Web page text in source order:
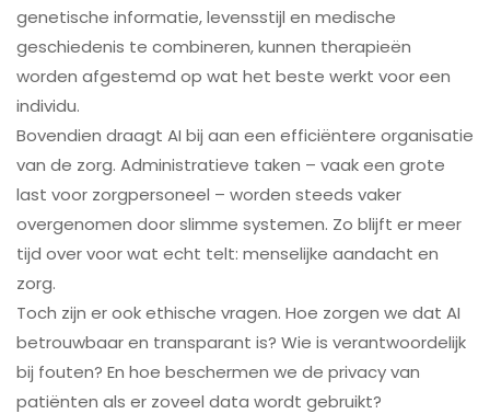
genetische informatie, levensstijl en medische
geschiedenis te combineren, kunnen therapieën
worden afgestemd op wat het beste werkt voor een
individu.
Bovendien draagt AI bij aan een efficiëntere organisatie
van de zorg. Administratieve taken – vaak een grote
last voor zorgpersoneel – worden steeds vaker
overgenomen door slimme systemen. Zo blijft er meer
tijd over voor wat echt telt: menselijke aandacht en
zorg.
Toch zijn er ook ethische vragen. Hoe zorgen we dat AI
betrouwbaar en transparant is? Wie is verantwoordelijk
bij fouten? En hoe beschermen we de privacy van
patiënten als er zoveel data wordt gebruikt?